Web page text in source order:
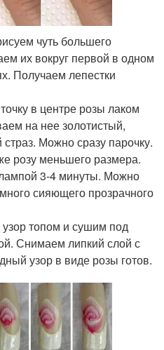
чуть большего
их вокруг первой в одном
Получаем лепестки
в центре розы лаком
на нее золотистый,
Можно сразу парочку.
розу меньшего размера.
3-4 минуты. Можно
сияющего прозрачного
топом и сушим под
Снимаем липкий слой с
узор в виде розы готов.